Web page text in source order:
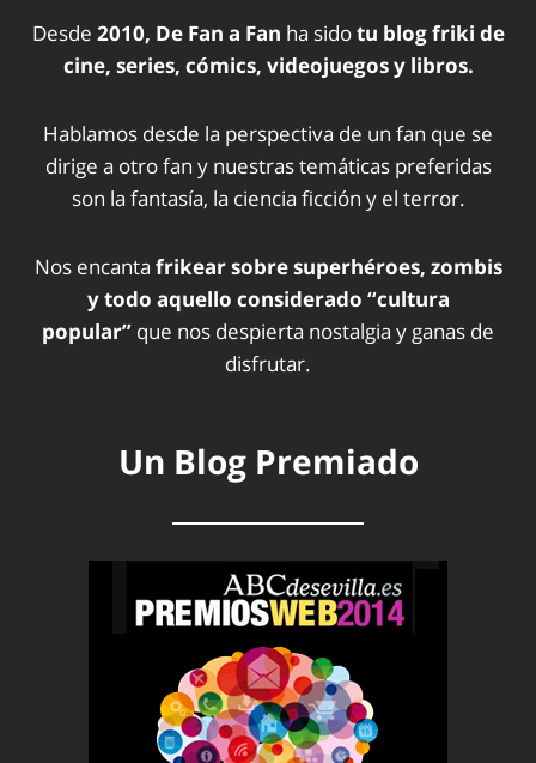
Desde 2010, De Fan a Fan ha sidotu blog friki de
cine, series, cómics, videojuegos y libros.
Hablamos desde la perspectiva de un fan que se
dirige a otro fan y nuestras temáticas preferidas
son la fantasía, la ciencia ficción y el terror.
Nos encanta frikear sobre superhéroes, zombis
y todo aquello considerado “cultura
popular” que nos despierta nostalgia y ganas de
disfrutar.
Un Blog Premiado